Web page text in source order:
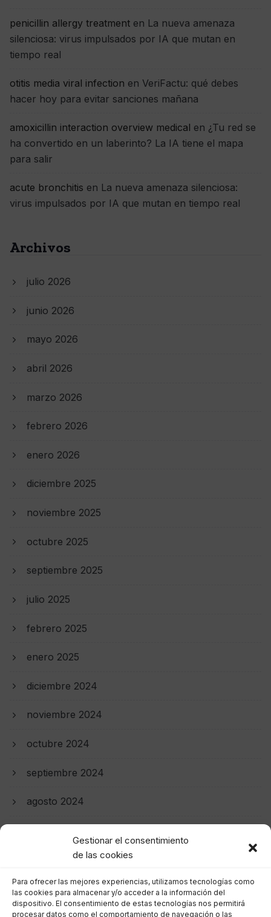
Gestionar el consentimiento
de las cookies
Para ofrecer las mejores experiencias, utilizamos tecnologías como
las cookies para almacenar y/o acceder a la información del
dispositivo. El consentimiento de estas tecnologías nos permitirá
procesar datos como el comportamiento de navegación o las
penicillin allergy treatment en La nueva amenaza
silenciosa: virus impulsados por IA que mutan en
tiempo real
otitis media viral infection en VeriFactu: qué debes
hacer hoy para evitar sanciones mañana
amoxicillin interaction overview medical en ¿Tu red se
ha convertido en un laberinto? La IA tiene el mapa
para salir
acute bronchitis en La nueva amenaza silenciosa:
virus impulsados por IA que mutan en tiempo real
Archivos
julio 2026
junio 2026
mayo 2026
abril 2026
marzo 2026
febrero 2026
enero 2026
diciembre 2025
noviembre 2025
octubre 2025
septiembre 2025
julio 2025
febrero 2025
enero 2025
diciembre 2024
noviembre 2024
octubre 2024
septiembre 2024
agosto 2024
junio 2024
mayo 2024